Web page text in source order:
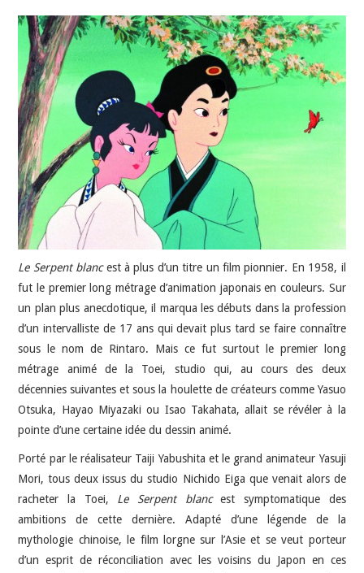
SÉRIES
ANIMATION
JEU VIDÉO
AUTRES
SOMMAIRE
A PROPOS
Le Serpent blancest à plus d’un titre un film pionnier. En 1958, il
fut le premier long métrage d’animation japonais en couleurs. Sur
un plan plus anecdotique, il marqua les débuts dans la profession
d’un intervalliste de 17 ans qui devait plus tard se faire connaître
sous le nom de Rintaro. Mais ce fut surtout le premier long
métrage animé de la Toei, studio qui, au cours des deux
décennies suivantes et sous la houlette de créateurs comme Yasuo
Otsuka, Hayao Miyazaki ou Isao Takahata, allait se révéler à la
pointe d’une certaine idée du dessin animé.
Porté par le réalisateur Taiji Yabushita et le grand animateur Yasuji
Mori, tous deux issus du studio Nichido Eiga que venait alors de
racheter la Toei, Le Serpent blancest symptomatique des
ambitions de cette dernière. Adapté d’une légende de la
mythologie chinoise, le film lorgne sur l’Asie et se veut porteur
d’un esprit de réconciliation avec les voisins du Japon en ces